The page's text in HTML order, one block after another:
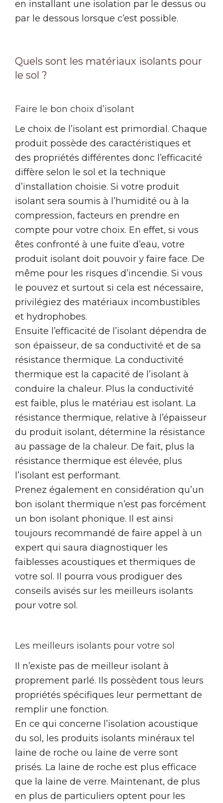
en installant une isolation par le dessus ou
par le dessous lorsque c’est possible.
Quels sont les matériaux isolants pour
le sol ?
Faire le bon choix d’isolant
Le choix de l’isolant est primordial. Chaque
produit possède des caractéristiques et
des propriétés différentes donc l’efficacité
diffère selon le sol et la technique
d’installation choisie. Si votre produit
isolant sera soumis à l’humidité ou à la
compression, facteurs en prendre en
compte pour votre choix. En effet, si vous
êtes confronté à une fuite d’eau, votre
produit isolant doit pouvoir y faire face. De
même pour les risques d’incendie. Si vous
le pouvez et surtout si cela est nécessaire,
privilégiez des matériaux incombustibles
et hydrophobes.
Ensuite l’efficacité de l’isolant dépendra de
son épaisseur, de sa conductivité et de sa
résistance thermique. La conductivité
thermique est la capacité de l’isolant à
conduire la chaleur. Plus la conductivité
est faible, plus le matériau est isolant. La
résistance thermique, relative à l’épaisseur
du produit isolant, détermine la résistance
au passage de la chaleur. De fait, plus la
résistance thermique est élevée, plus
l’isolant est performant.
Prenez également en considération qu’un
bon isolant thermique n’est pas forcément
un bon isolant phonique. Il est ainsi
toujours recommandé de faire appel à un
expert qui saura diagnostiquer les
faiblesses acoustiques et thermiques de
votre sol. Il pourra vous prodiguer des
conseils avisés sur les meilleurs isolants
pour votre sol.
Les meilleurs isolants pour votre sol
Il n’existe pas de meilleur isolant à
proprement parlé. Ils possèdent tous leurs
propriétés spécifiques leur permettant de
remplir une fonction.
En ce qui concerne l’isolation acoustique
du sol, les produits isolants minéraux tel
laine de roche ou laine de verre sont
prisés. La laine de roche est plus efficace
que la laine de verre. Maintenant, de plus
en plus de particuliers optent pour les